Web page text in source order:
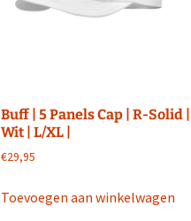
Buff | 5 Panels Cap | R-Solid |
Wit | L/XL |
€29,95
Toevoegen aan winkelwagen